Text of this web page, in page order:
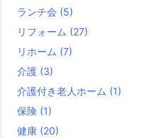
ランチ会 (5)
リフォーム (27)
リホーム (7)
介護 (3)
介護付き老人ホーム (1)
保険 (1)
健康 (20)